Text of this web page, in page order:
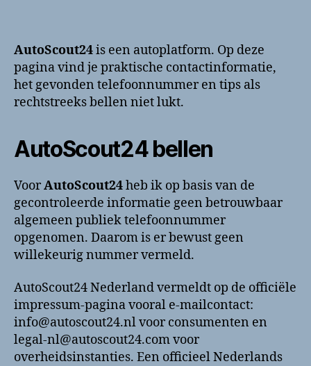
AutoScout24is een autoplatform. Op deze
pagina vind je praktische contactinformatie,
het gevonden telefoonnummer en tips als
rechtstreeks bellen niet lukt.
AutoScout24 bellen
VoorAutoScout24heb ik op basis van de
gecontroleerde informatie geen betrouwbaar
algemeen publiek telefoonnummer
opgenomen. Daarom is er bewust geen
willekeurig nummer vermeld.
AutoScout24 Nederland vermeldt op de officiële
impressum-pagina vooral e-mailcontact:
info@autoscout24.nl voor consumenten en
legal-nl@autoscout24.com voor
overheidsinstanties. Een officieel Nederlands